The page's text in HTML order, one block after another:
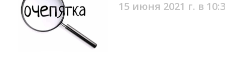
15 июня 2021 г. в